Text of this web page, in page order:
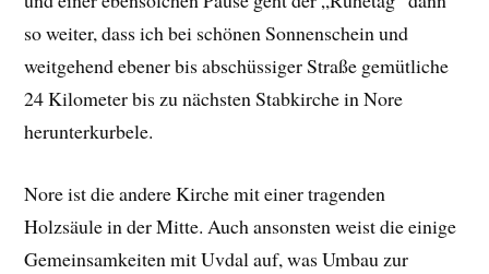
so weiter, dass ich bei schönen Sonnenschein und
weitgehend ebener bis abschüssiger Straße gemütliche
24 Kilometer bis zu nächsten Stabkirche in Nore
herunterkurbele.
Nore ist die andere Kirche mit einer tragenden
Holzsäule in der Mitte. Auch ansonsten weist die einige
Gemeinsamkeiten mit Uvdal auf, was Umbau zur